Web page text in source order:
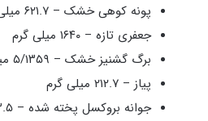
پونه کوهی خشک – ۶۲۱.۷ میلی گرم
جعفری تازه – ۱۶۴۰ میلی گرم
برگ گشنیز خشک – ۵/۱۳۵۹ میلی گرم
پیاز – ۲۱۲.۷ میلی گرم
جوانه بروکسل پخته شده – ۱۹۳.۵ میلی گرم